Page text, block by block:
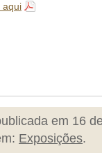
aqui
em 16
Exposições.